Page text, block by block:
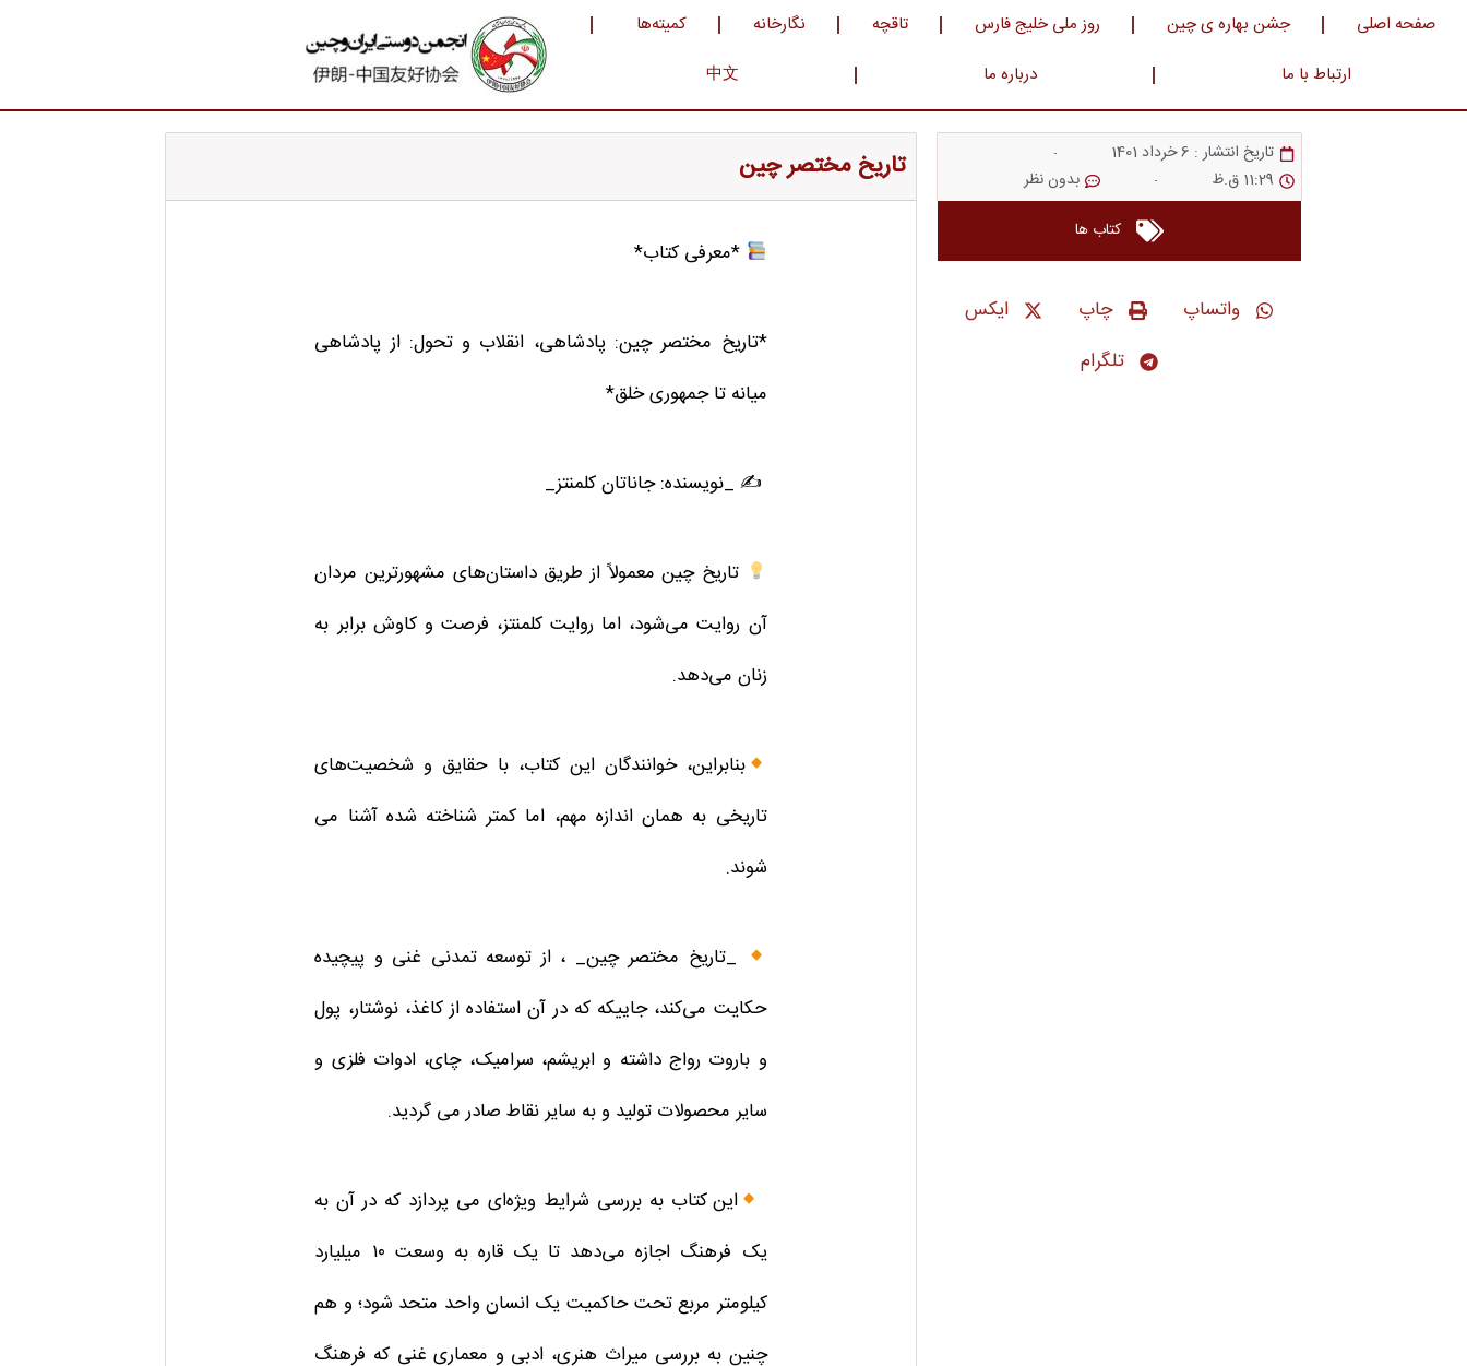
صفحه اصلی جشن بهاره ی چین روز ملی خلیج فارس تاقچه نگارخانه
کمیته‌ها
ارتباط با ما
درباره ما 中文
تاریخ انتشار : 6 خرداد 1401
11:29 ق.ظ
بدون نظر
کتاب ها
واتساپ چاپ
ایکس
تلگرام
تاریخ مختصر چین
*معرفی کتاب*
*تاریخ مختصر چین: پادشاهی، انقلاب و تحول: از پادشاهی
میانه تا جمهوری خلق*
✍️ _نویسنده: جاناتان کلمنتز_
تاریخ چین معمولاً از طریق داستان‌های مشهورترین مردان
آن روایت می‌شود، اما روایت کلمنتز، فرصت و کاوش برابر به
زنان می‌دهد.
بنابراین، خوانندگان این کتاب، با حقایق و شخصیت‌های
تاریخی به همان اندازه مهم، اما کمتر شناخته شده آشنا می
شوند.
_تاریخ مختصر چین_ ، از توسعه تمدنی غنی و پیچیده
حکایت می‌کند، جاییکه که در آن استفاده از کاغذ، نوشتار، پول
و باروت رواج داشته و ابریشم، سرامیک، چای، ادوات فلزی و
سایر محصولات تولید و به سایر نقاط صادر می گردید.
این کتاب به بررسی شرایط ویژه‌ای می پردازد که در آن به
یک فرهنگ اجازه می‌دهد تا یک قاره به وسعت ۱۰ میلیارد
کیلومتر مربع تحت حاکمیت یک انسان واحد متحد شود؛ و هم
چنین به بررسی میراث هنری، ادبی و معماری غنی که فرهنگ